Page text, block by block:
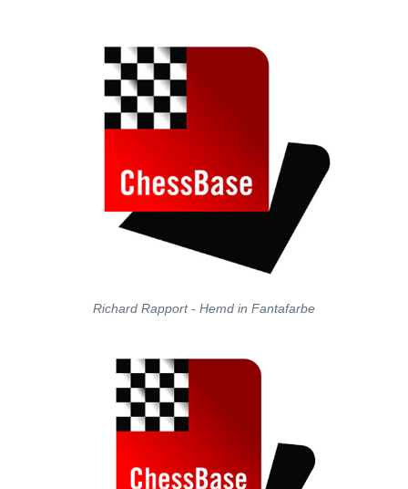
Richard Rapport - Hemd in Fantafarbe